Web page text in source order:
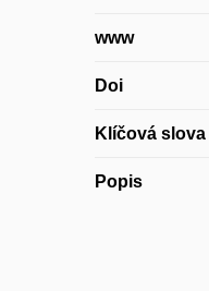
www
Doi
Klíčová slova
Popis